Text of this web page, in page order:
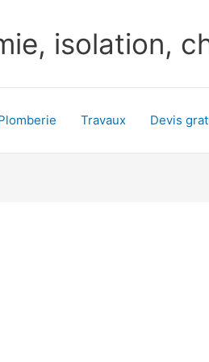
isolation,
Travaux Devis